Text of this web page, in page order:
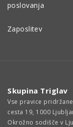
poslovanja
Zaposlitev
Skupina Triglav
Vse pravice
cesta 19, 1000
Okrožno sodišče v